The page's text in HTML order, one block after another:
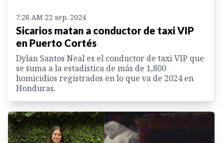
7:28 AM 22 sep. 2024
Sicarios matan a conductor de taxi VIP
en Puerto Cortés
Dylan Santos Neal es el conductor de taxi VIP que
se suma a la estadística de más de 1,800
homicidios registrados en lo que va de 2024 en
Honduras.